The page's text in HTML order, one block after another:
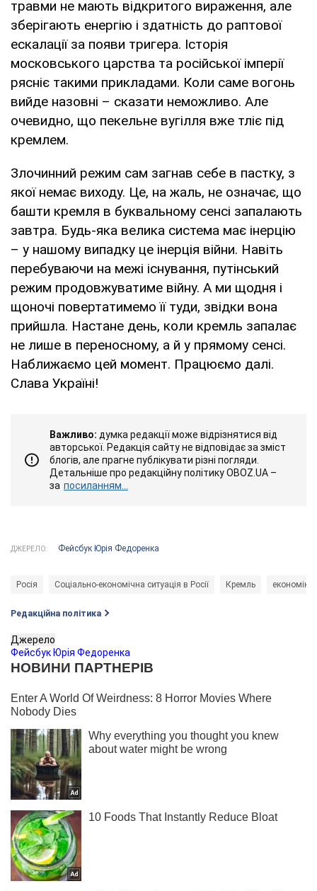
травми не мають відкритого вираження, але
зберігають енергію і здатність до раптової
ескалації за появи тригера. Історія
московського царства та російської імперії
рясніє такими прикладами. Коли саме вогонь
вийде назовні – сказати неможливо. Але
очевидно, що пекельне вугілля вже тліє під
кремлем.
Злочинний режим сам загнав себе в пастку, з
якої немає виходу. Це, на жаль, не означає, що
башти кремля в буквальному сенсі запалають
завтра. Будь-яка велика система має інерцію
– у нашому випадку це інерція війни. Навіть
перебуваючи на межі існування, путінський
режим продовжуватиме війну. А ми щодня і
щоночі повертатимемо її туди, звідки вона
прийшла. Настане день, коли кремль запалає
не лише в переносному, а й у прямому сенсі.
Наближаємо цей момент. Працюємо далі.
Слава Україні!
Важливо: думка редакції може відрізнятися від
авторської. Редакція сайту не відповідає за зміст
блогів, але прагне публікувати різні погляди.
Детальніше про редакційну політику OBOZ.UA –
за посиланням...
ДЖЕРЕЛО: Фейсбук Юрія Федоренка
Росія Соціально-економічна ситуація в Росії Кремль економіка
Редакційна політика
Джерело
Фейсбук Юрія Федоренка